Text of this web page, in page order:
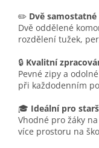
✏️ Dvě
Dvě oddělené
rozdělení tužek,
🔒 Kvalitní
Pevné zipy a
při každodenním
🎓 Ideální pro
Vhodné pro žáky
více prostoru na